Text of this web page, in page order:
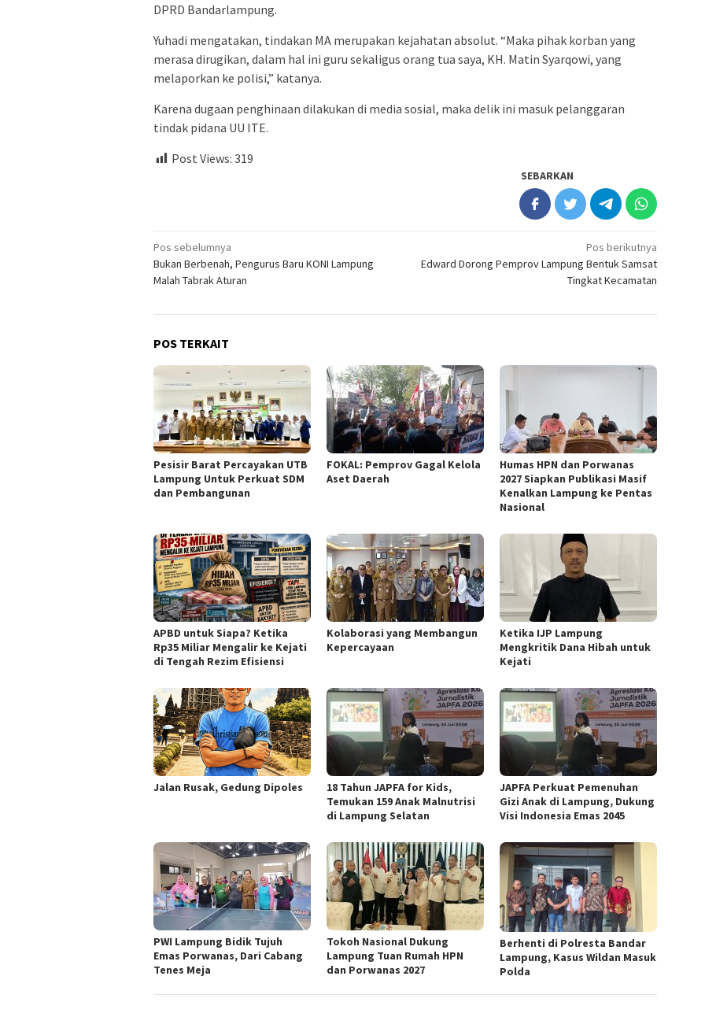
DPRD Bandarlampung.
Yuhadi mengatakan, tindakan MA merupakan kejahatan absolut. “Maka pihak korban yang
merasa dirugikan, dalam hal ini guru sekaligus orang tua saya, KH. Matin Syarqowi, yang
melaporkan ke polisi,” katanya.
Karena dugaan penghinaan dilakukan di media sosial, maka delik ini masuk pelanggaran
tindak pidana UU ITE.
Post Views: 319
SEBARKAN
Navigasi
pos
Pos sebelumnya
Bukan Berbenah, Pengurus Baru KONI Lampung
Malah Tabrak Aturan
Pos berikutnya
Edward Dorong Pemprov Lampung Bentuk Samsat
Tingkat Kecamatan
POS TERKAIT
Pesisir Barat Percayakan UTB
Lampung Untuk Perkuat SDM
dan Pembangunan
FOKAL: Pemprov Gagal Kelola
Aset Daerah
Humas HPN dan Porwanas
2027 Siapkan Publikasi Masif
Kenalkan Lampung ke Pentas
Nasional
APBD untuk Siapa? Ketika
Rp35 Miliar Mengalir ke Kejati
di Tengah Rezim Efisiensi
Kolaborasi yang Membangun
Kepercayaan
Ketika IJP Lampung
Mengkritik Dana Hibah untuk
Kejati
Jalan Rusak, Gedung Dipoles
18 Tahun JAPFA for Kids,
Temukan 159 Anak Malnutrisi
di Lampung Selatan
JAPFA Perkuat Pemenuhan
Gizi Anak di Lampung, Dukung
Visi Indonesia Emas 2045
PWI Lampung Bidik Tujuh
Emas Porwanas, Dari Cabang
Tenes Meja
Tokoh Nasional Dukung
Lampung Tuan Rumah HPN
dan Porwanas 2027
Berhenti di Polresta Bandar
Lampung, Kasus Wildan Masuk
Polda